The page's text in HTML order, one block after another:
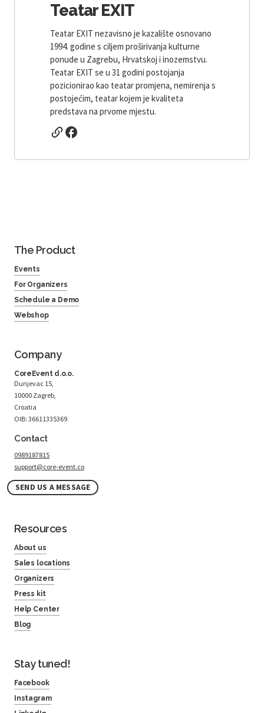
Teatar EXIT
Teatar EXIT nezavisno je kazalište osnovano
1994. godine s ciljem proširivanja kulturne
ponude u Zagrebu, Hrvatskoj i inozemstvu.
Teatar EXIT se u 31 godini postojanja
pozicionirao kao teatar promjena, nemirenja s
postojećim, teatar kojem je kvaliteta
predstava na prvome mjestu.
The Product
Events
For Organizers
Schedule a Demo
Webshop
Company
CoreEvent d.o.o.
Dunjevac 15,
10000 Zagreb,
Croatia
OIB: 36611335369
Contact
0989187815
support@core-event.co
SEND US A MESSAGE
Resources
About us
Sales locations
Organizers
Press kit
Help Center
Blog
Stay tuned!
Facebook
Instagram